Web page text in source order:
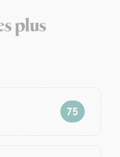
plus